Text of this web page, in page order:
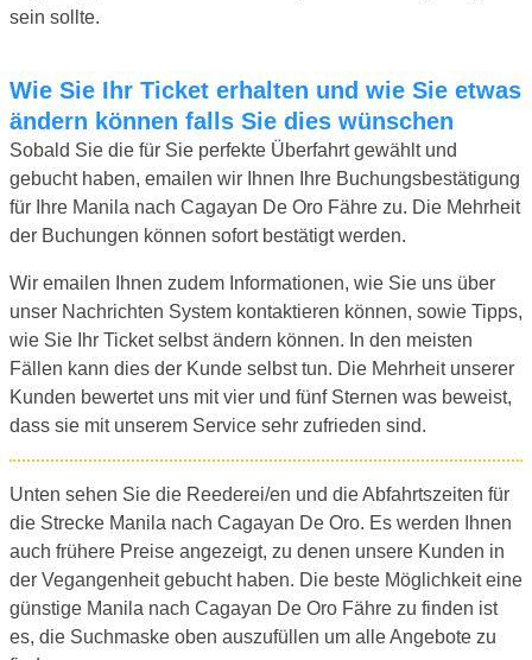
sein sollte.
Wie Sie Ihr Ticket erhalten und wie Sie etwas
ändern können falls Sie dies wünschen
Sobald Sie die für Sie perfekte Überfahrt gewählt und
gebucht haben, emailen wir Ihnen Ihre Buchungsbestätigung
für Ihre Manila nach Cagayan De Oro Fähre zu. Die Mehrheit
der Buchungen können sofort bestätigt werden.
Wir emailen Ihnen zudem Informationen, wie Sie uns über
unser Nachrichten System kontaktieren können, sowie Tipps,
wie Sie Ihr Ticket selbst ändern können. In den meisten
Fällen kann dies der Kunde selbst tun. Die Mehrheit unserer
Kunden bewertet uns mit vier und fünf Sternen was beweist,
dass sie mit unserem Service sehr zufrieden sind.
Unten sehen Sie die Reederei/en und die Abfahrtszeiten für
die Strecke Manila nach Cagayan De Oro. Es werden Ihnen
auch frühere Preise angezeigt, zu denen unsere Kunden in
der Vegangenheit gebucht haben. Die beste Möglichkeit eine
günstige Manila nach Cagayan De Oro Fähre zu finden ist
es, die Suchmaske oben auszufüllen um alle Angebote zu